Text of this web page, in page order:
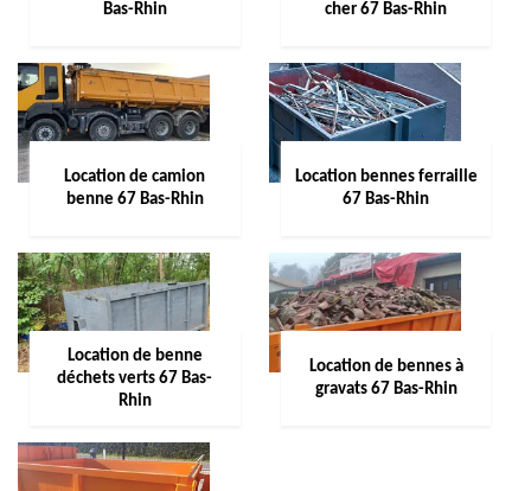
Bas-Rhin
cher 67 Bas-Rhin
Location de camion
benne 67 Bas-Rhin
Location bennes ferraille
67 Bas-Rhin
Location de benne
déchets verts 67 Bas-
Rhin
Location de bennes à
gravats 67 Bas-Rhin